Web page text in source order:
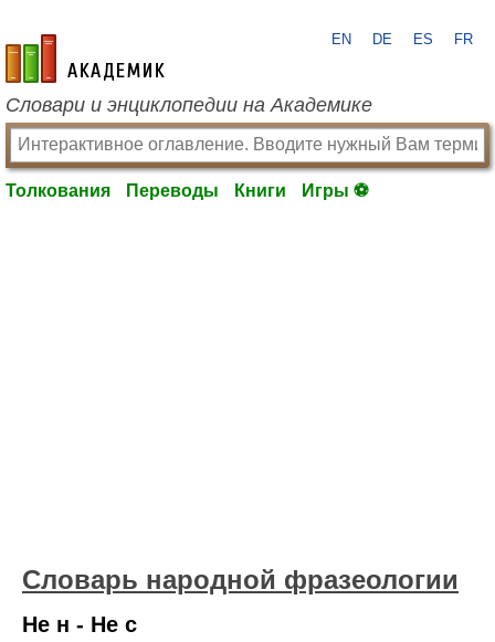
academic.ru
EN DE ES FR
Словари и энциклопедии на Академике
Толкования Переводы Книги Игры ⚽
Словарь народной фразеологии
Не н - Не с